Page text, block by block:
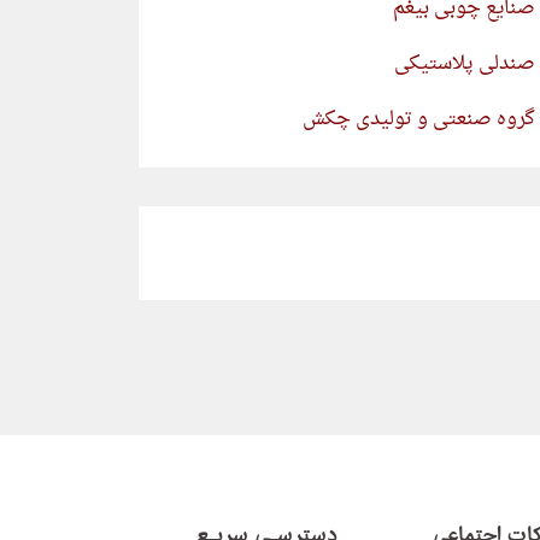
صنایع چوبی بیغم
صندلی پلاستیکی
گروه صنعتی و تولیدی چکش